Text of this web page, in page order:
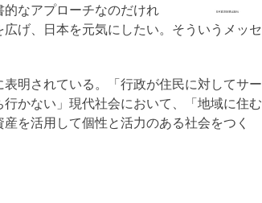
なアプローチなのだけれ
げ、日本を元気にしたい。そういうメッセ
明されている。「行政が住民に対してサー
かない」現代社会において、「地域に住む
を活用して個性と活力のある社会をつく